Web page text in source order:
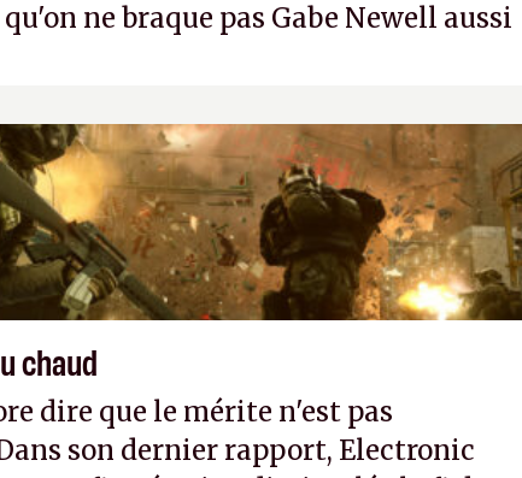
ne braque pas Gabe Newell aussi
chaud
dire que le mérite n'est pas
son dernier rapport, Electronic